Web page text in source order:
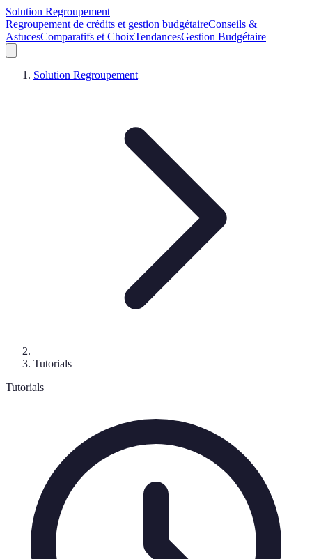
Solution Regroupement
Regroupement de crédits et gestion budgétaireConseils &
AstucesComparatifs et ChoixTendancesGestion Budgétaire
Solution Regroupement
Tutorials
Tutorials